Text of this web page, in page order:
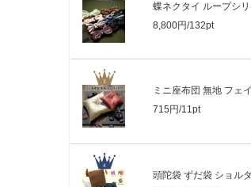
8,800円/132pt
715円/11pt